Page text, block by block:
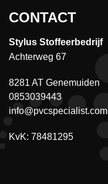
CONTACT
Stylus Stoffeerbedrijf
Achterweg 67
8281 AT Genemuiden
0853039443
info@pvcspecialist.com
KvK: 78481295